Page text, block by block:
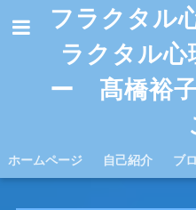
フラクタル
ラクタル心
ー 髙橋裕
ホームページ 自己紹介 ブ